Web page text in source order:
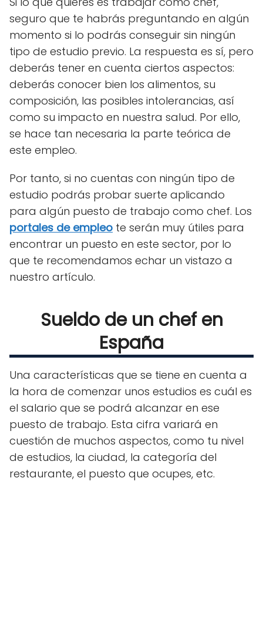
seguro que te habrás preguntando en algún
momento si lo podrás conseguir sin ningún
tipo de estudio previo. La respuesta es sí, pero
deberás tener en cuenta ciertos aspectos:
deberás conocer bien los alimentos, su
composición, las posibles intolerancias, así
como su impacto en nuestra salud. Por ello,
se hace tan necesaria la parte teórica de
este empleo.
Por tanto, si no cuentas con ningún tipo de
estudio podrás probar suerte aplicando
para algún puesto de trabajo como chef. Los
portales de empleo te serán muy útiles para
encontrar un puesto en este sector, por lo
que te recomendamos echar un vistazo a
nuestro artículo.
Sueldo de un chef en
España
Una características que se tiene en cuenta a
la hora de comenzar unos estudios es cuál es
el salario que se podrá alcanzar en ese
puesto de trabajo. Esta cifra variará en
cuestión de muchos aspectos, como tu nivel
de estudios, la ciudad, la categoría del
restaurante, el puesto que ocupes, etc.